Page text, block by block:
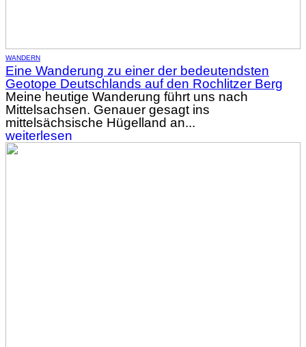
WANDERN
Eine Wanderung zu einer der bedeutendsten
Geotope Deutschlands auf den Rochlitzer Berg
Meine heutige Wanderung führt uns nach
Mittelsachsen. Genauer gesagt ins
mittelsächsische Hügelland an...
weiterlesen